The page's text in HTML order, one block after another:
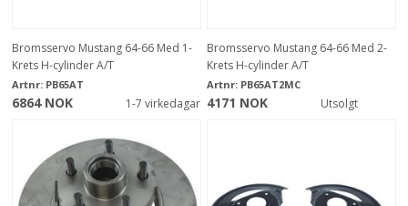
Bromsservo Mustang 64-66 Med 1-
Krets H-cylinder A/T
Artnr: PB65AT
6864 NOK 1-7 virkedagar
Bromsservo Mustang 64-66 Med 2-
Krets H-cylinder A/T
Artnr: PB65AT2MC
4171 NOK Utsolgt